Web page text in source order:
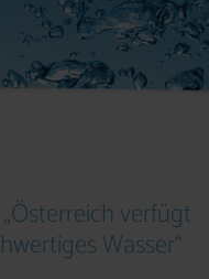
verfügt
Wasser“